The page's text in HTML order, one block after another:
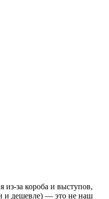
из-за короба и выступов,
и дешевле) — это не наш